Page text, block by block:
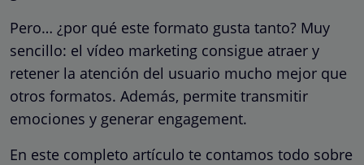
Pero… ¿por qué este formato gusta tanto? Muy
sencillo: el vídeo marketing consigue atraer y
retener la atención del usuario mucho mejor que
otros formatos. Además, permite transmitir
emociones y generar engagement.
En este completo artículo te contamos todo sobre